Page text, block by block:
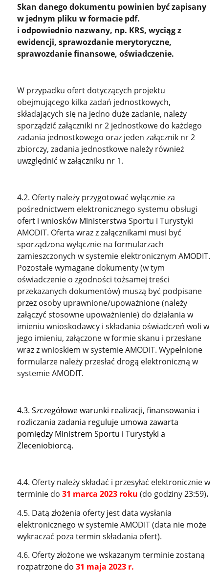
Skan danego dokumentu powinien być zapisany
w jednym pliku w formacie pdf.
i odpowiednio nazwany, np. KRS, wyciąg z
ewidencji, sprawozdanie merytoryczne,
sprawozdanie finansowe, oświadczenie.
W przypadku ofert dotyczących projektu
obejmującego kilka zadań jednostkowych,
składających się na jedno duże zadanie, należy
sporządzić załączniki nr 2 jednostkowe do każdego
zadania jednostkowego oraz jeden załącznik nr 2
zbiorczy, zadania jednostkowe należy również
uwzględnić w załączniku nr 1.
4.2. Oferty należy przygotować wyłącznie za
pośrednictwem elektronicznego systemu obsługi
ofert i wniosków Ministerstwa Sportu i Turystyki
AMODIT. Oferta wraz z załącznikami musi być
sporządzona wyłącznie na formularzach
zamieszczonych w systemie elektronicznym AMODIT.
Pozostałe wymagane dokumenty (w tym
oświadczenie o zgodności tożsamej treści
przekazanych dokumentów) muszą być podpisane
przez osoby uprawnione/upoważnione (należy
załączyć stosowne upoważnienie) do działania w
imieniu wnioskodawcy i składania oświadczeń woli w
jego imieniu, załączone w formie skanu i przesłane
wraz z wnioskiem w systemie AMODIT. Wypełnione
formularze należy przesłać drogą elektroniczną w
systemie AMODIT.
4.3. Szczegółowe warunki realizacji, finansowania i
rozliczania zadania reguluje umowa zawarta
pomiędzy Ministrem Sportu i Turystyki a
Zleceniobiorcą.
4.4. Oferty należy składać i przesyłać elektronicznie w
terminie do31 marca 2023 roku(do godziny 23:59).
4.5. Datą złożenia oferty jest data wysłania
elektronicznego w systemie AMODIT (data nie może
wykraczać poza termin składania ofert).
4.6. Oferty złożone we wskazanym terminie zostaną
rozpatrzone do31 maja 2023 r.